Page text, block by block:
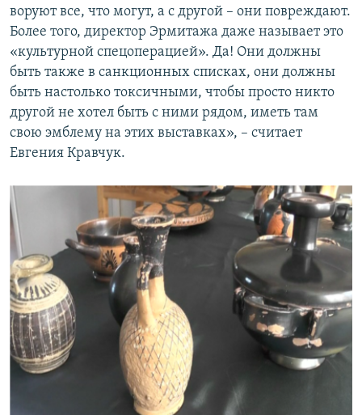
воруют все, что могут, а с другой – они повреждают.
Более того, директор Эрмитажа даже называет это
«культурной спецоперацией». Да! Они должны
быть также в санкционных списках, они должны
быть настолько токсичными, чтобы просто никто
другой не хотел быть с ними рядом, иметь там
свою эмблему на этих выставках», – считает
Евгения Кравчук.